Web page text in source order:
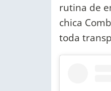
rutina de
chica
toda